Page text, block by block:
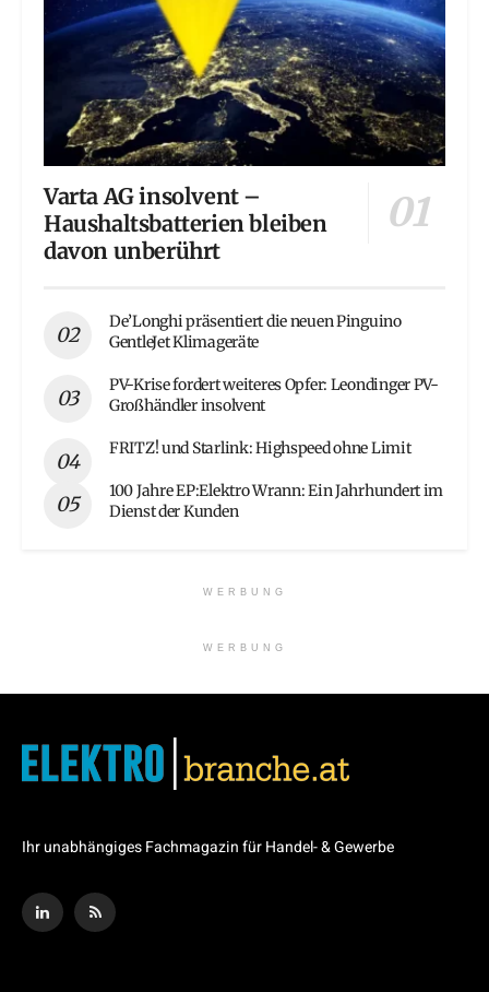
Varta AG insolvent –
Haushaltsbatterien bleiben
davon unberührt
De’Longhi präsentiert die neuen Pinguino
GentleJet Klimageräte
PV-Krise fordert weiteres Opfer: Leondinger PV-
Großhändler insolvent
FRITZ! und Starlink: Highspeed ohne Limit
100 Jahre EP:Elektro Wrann: Ein Jahrhundert im
Dienst der Kunden
WERBUNG
WERBUNG
Ihr unabhängiges Fachmagazin für Handel- & Gewerbe